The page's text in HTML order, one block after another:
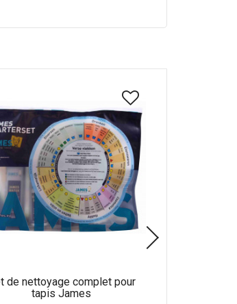
de nettoyage complet pour
tapis James